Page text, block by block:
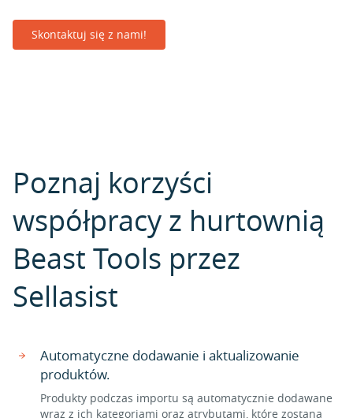
Skontaktuj się z nami!
Poznaj korzyści
współpracy z hurtownią
Beast Tools przez
Sellasist
Automatyczne dodawanie i aktualizowanie
produktów.
Produkty podczas importu są automatycznie dodawane
wraz z ich kategoriami oraz atrybutami, które zostaną